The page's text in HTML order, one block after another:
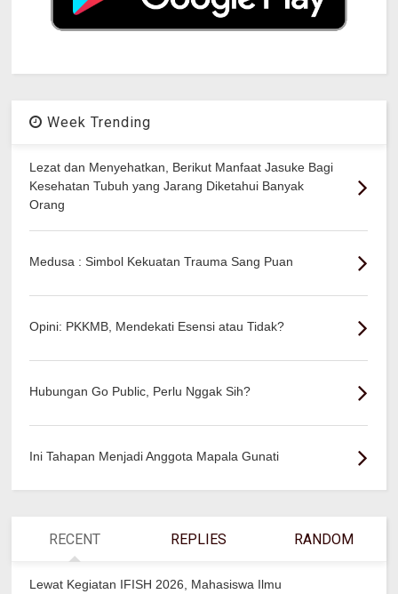
Week Trending
Lezat dan Menyehatkan, Berikut Manfaat Jasuke Bagi
Kesehatan Tubuh yang Jarang Diketahui Banyak
Orang
Medusa : Simbol Kekuatan Trauma Sang Puan
Opini: PKKMB, Mendekati Esensi atau Tidak?
Hubungan Go Public, Perlu Nggak Sih?
Ini Tahapan Menjadi Anggota Mapala Gunati
RECENT REPLIES RANDOM
Lewat Kegiatan IFISH 2026, Mahasiswa Ilmu